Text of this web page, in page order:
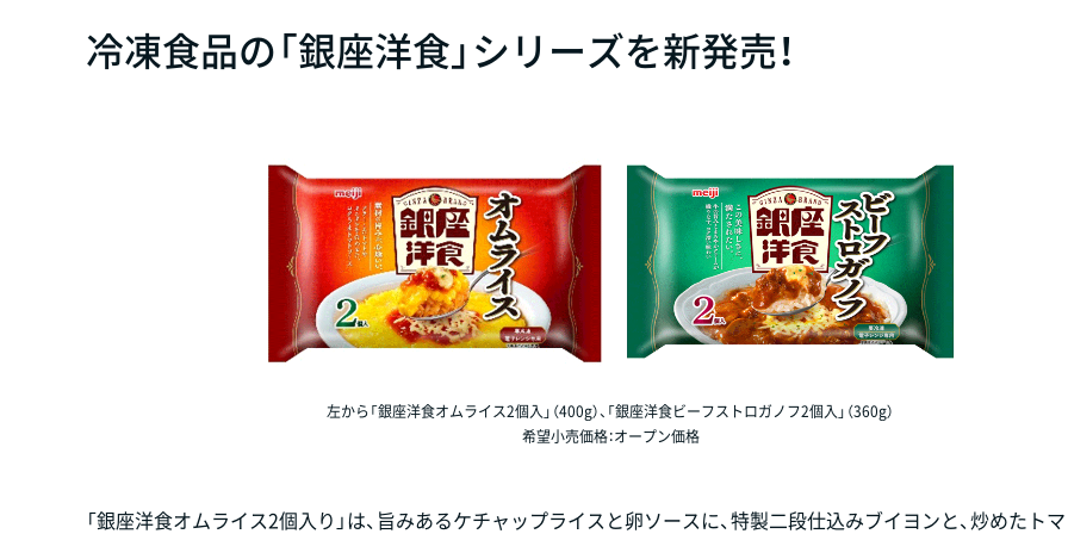
冷凍食品の「銀座洋食」シリーズを新発売！
左から「銀座洋食オムライス2個入」（400g）、「銀座洋食ビーフストロガノフ2個入」（360g）
希望小売価格：オープン価格
「銀座洋食オムライス2個入り」は、旨みあるケチャップライスと卵ソースに、特製二段仕込みブイヨンと、炒めたト